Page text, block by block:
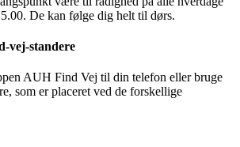
De kan følge dig helt til dørs.
vej-standere
AUH Find Vej til din telefon eller bruge
som er placeret ved de forskellige